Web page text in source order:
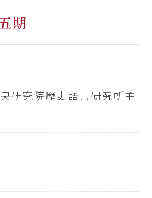
期
研究院歷史語言研究所主